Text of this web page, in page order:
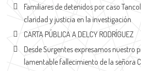
Familiares de detenidos por caso
claridad y justicia en la investigación
CARTA PÚBLICA A DELCY RODRÍGUEZ
Desde Surgentes expresamos nuestro
lamentable fallecimiento de la señora